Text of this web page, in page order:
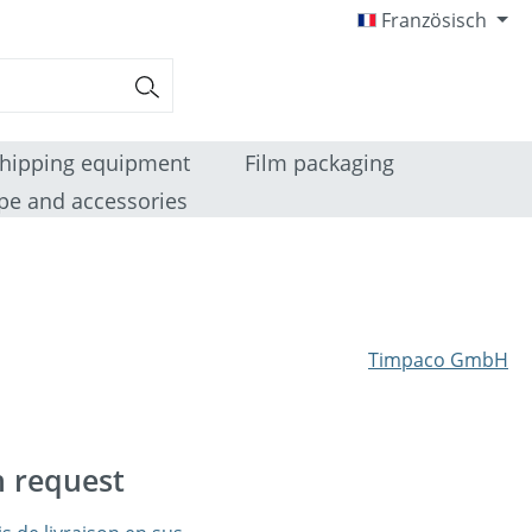
Französisch
equipment
Film packaging
and accessories
Timpaco GmbH
request